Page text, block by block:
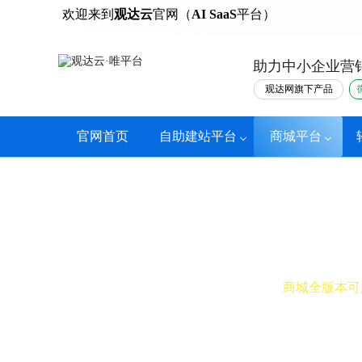
欢迎来到 观达云官网（AI SaaS平台）
助力中小企业营
官网首页 自助建站平台 商城平台
观达网旗下产品
小票打印商城全版本